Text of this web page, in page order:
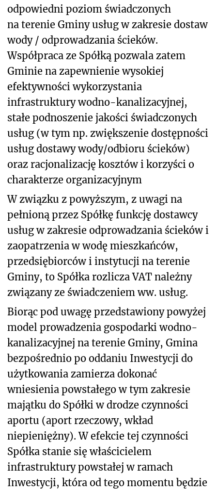
odpowiedni poziom świadczonych
na terenie Gminy usług w zakresie dostaw
wody / odprowadzania ścieków.
Współpraca ze Spółką pozwala zatem
Gminie na zapewnienie wysokiej
efektywności wykorzystania
infrastruktury wodno-kanalizacyjnej,
stałe podnoszenie jakości świadczonych
usług (w tym np. zwiększenie dostępności
usług dostawy wody/odbioru ścieków)
oraz racjonalizację kosztów i korzyści o
charakterze organizacyjnym
W związku z powyższym, z uwagi na
pełnioną przez Spółkę funkcję dostawcy
usług w zakresie odprowadzania ścieków i
zaopatrzenia w wodę mieszkańców,
przedsiębiorców i instytucji na terenie
Gminy, to Spółka rozlicza VAT należny
związany ze świadczeniem ww. usług.
Biorąc pod uwagę przedstawiony powyżej
model prowadzenia gospodarki wodno-
kanalizacyjnej na terenie Gminy, Gmina
bezpośrednio po oddaniu Inwestycji do
użytkowania zamierza dokonać
wniesienia powstałego w tym zakresie
majątku do Spółki w drodze czynności
aportu (aport rzeczowy, wkład
niepieniężny). W efekcie tej czynności
Spółka stanie się właścicielem
infrastruktury powstałej w ramach
Inwestycji, która od tego momentu będzie